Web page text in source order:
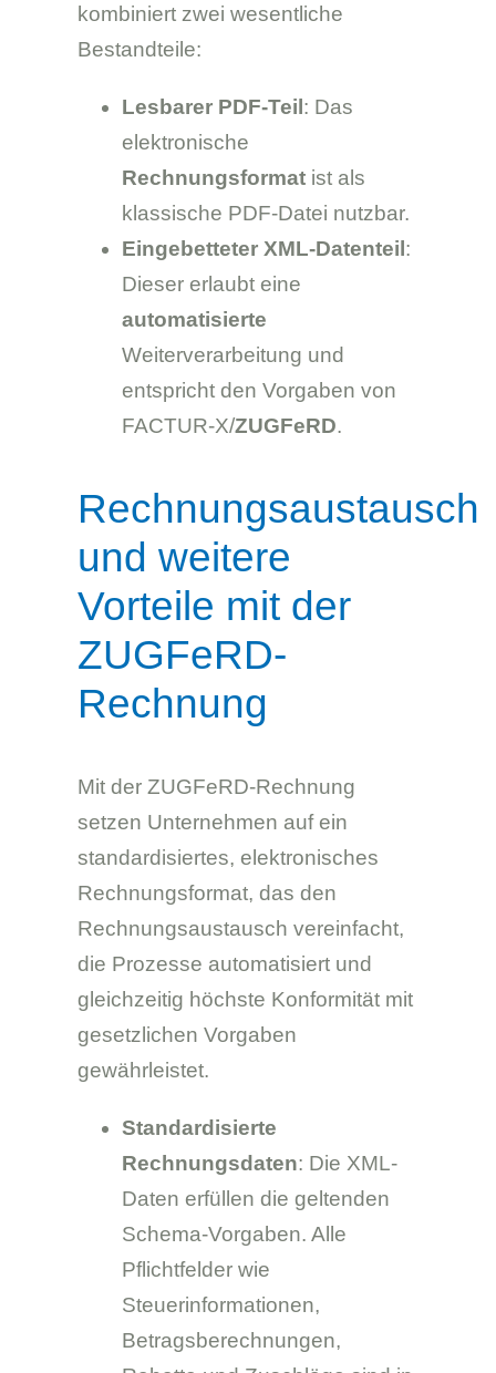
kombiniert zwei wesentliche
Bestandteile:
Lesbarer PDF-Teil : Das
elektronische
Rechnungsformatist als
klassische PDF-Datei nutzbar.
Eingebetteter XML-Datenteil :
Dieser erlaubt eine
automatisierte
Weiterverarbeitung und
entspricht den Vorgaben von
FACTUR-X/ZUGFeRD.
Rechnungsaustausch
und weitere
Vorteile mit der
ZUGFeRD-
Rechnung
Mit der ZUGFeRD-Rechnung
setzen Unternehmen auf ein
standardisiertes, elektronisches
Rechnungsformat, das den
Rechnungsaustausch vereinfacht,
die Prozesse automatisiert und
gleichzeitig höchste Konformität mit
gesetzlichen Vorgaben
gewährleistet.
Standardisierte
Rechnungsdaten: Die XML-
Daten erfüllen die geltenden
Schema-Vorgaben. Alle
Pflichtfelder wie
Steuerinformationen,
Betragsberechnungen,